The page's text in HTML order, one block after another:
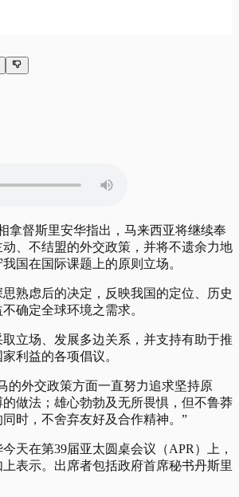
拿督斯里安华指出，马来西亚将继续奉
、不结盟的外交政策，并将不遗余力地
国在国际课题上的原则立场。
熟虑后的决定，反映我国的定位、历史
确定全球环境之需求。
立场、发展多边关系，并支持有助于推
利益的各项倡议。
的外交政策方面一直努力追求坚持原
做法；雄心勃勃及无所畏惧，但不鲁莽
时，不舍弃友好及合作精神。”
天在第39届亚太圆桌会议（APR）上，
表示。出席者包括政府首席秘书丹斯里